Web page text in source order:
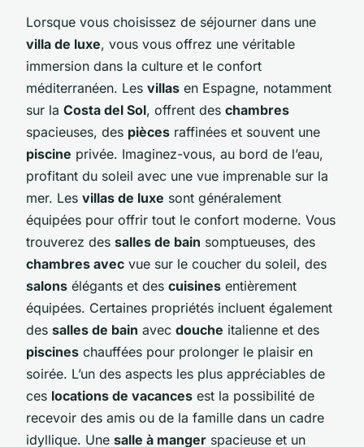
Lorsque vous choisissez de séjourner dans une
villa de luxe, vous vous offrez une véritable
immersion dans la culture et le confort
méditerranéen. Les villas en Espagne, notamment
sur la Costa del Sol, offrent des chambres
spacieuses, des pièces raffinées et souvent une
piscine privée. Imaginez-vous, au bord de l’eau,
profitant du soleil avec une vue imprenable sur la
mer. Les villas de luxe sont généralement
équipées pour offrir tout le confort moderne. Vous
trouverez des salles de bain somptueuses, des
chambres avec vue sur le coucher du soleil, des
salons élégants et des cuisines entièrement
équipées. Certaines propriétés incluent également
des salles de bain avec douche italienne et des
piscines chauffées pour prolonger le plaisir en
soirée. L’un des aspects les plus appréciables de
ces locations de vacances est la possibilité de
recevoir des amis ou de la famille dans un cadre
idyllique. Une salle à manger spacieuse et un